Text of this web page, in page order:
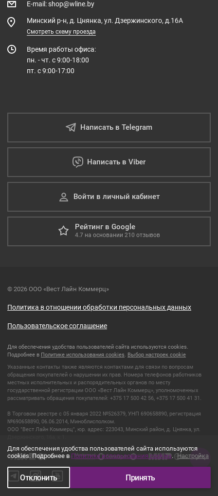
E-mail:shop@wline.by
Минский р-н, д. Цнянка, ул. Дзержинского, д.16А
Смотреть схему проезда
Время работы офиса:
пн. - чт. с 9:00-18:00
пт. с 9:00-17:00
Написать в Telegram
Написать в Viber
Войти в личный кабинет
Рейтинг в Google
4.7 на основании 210 отзывов
© 2026 ООО «Вест Лайн Коммерц»
Политика в отношении обработки персональных данных
Пользовательское соглашение
Для обеспечения удобства пользователей сайта используются cookies.
Подробнее в Политике использования cookies
Выбор настроек cookie
Указанные контакты также являются контактами для связи по вопросам
обращения покупателей о нарушении их прав. Номера телефонов работников
местных исполнительных и распорядительных органов по месту
государственной регистрации ООО «Вест Лайн Коммерц», уполномоченных
рассматривать обращения покупателей: +375 17 500 42 56, +375 17 500 41 31.
В Торговом реестре с 05 января 2022 №526379, УНП 690658890, регистрация
№690658890, 06.06.2014, Миноблисполком.
ООО "Вест Лайн Коммерц", юр. адрес: 223043, Минский район, д. Цнянка, ул.
Для обеспечения удобства пользователей сайта используются
cookies. Подробнее в Политике использования cookies. Настройка
Отклонить Принять